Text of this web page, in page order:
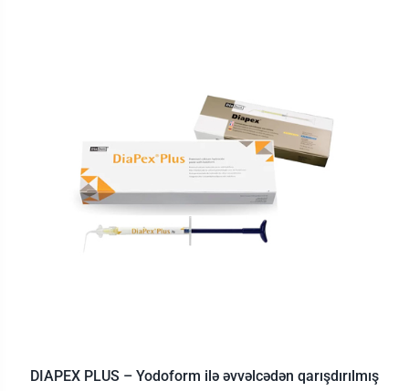
DIAPEX PLUS – Yodoform ilə əvvəlcədən qarışdırılmış